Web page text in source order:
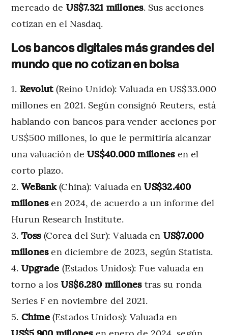
mercado de US$7.321 millones. Sus acciones
cotizan en el Nasdaq.
Los bancos digitales más grandes del
mundo que no cotizan en bolsa
Revolut (Reino Unido): Valuada en US$33.000
millones en 2021. Según consignó Reuters, está
hablando con bancos para vender acciones por
US$500 millones, lo que le permitiría alcanzar
una valuación deUS$40.000 millonesen el
corto plazo.
WeBank(China): Valuada enUS$32.400
millonesen 2024, de acuerdo a un informe del
Hurun Research Institute.
Toss(Corea del Sur): Valuada en US$7.000
millonesen diciembre de 2023, según Statista.
Upgrade (Estados Unidos): Fue valuada en
torno a los US$6.280 millonestras su ronda
Series F en noviembre del 2021.
Chime(Estados Unidos): Valuada en